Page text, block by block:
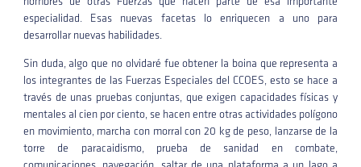
especialidad. Esas nuevas facetas lo enriquecen a uno para
desarrollar nuevas habilidades.
Sin duda, algo que no olvidaré fue obtener la boina que representa a
los integrantes de las Fuerzas Especiales del CCOES, esto se hace a
través de unas pruebas conjuntas, que exigen capacidades físicas y
mentales al cien por ciento, se hacen entre otras actividades polígono
en movimiento, marcha con morral con 20 kg de peso, lanzarse de la
torre de paracaidismo, prueba de sanidad en combate,